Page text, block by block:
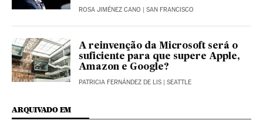
ROSA JIMÉNEZ CANO | SAN FRANCISCO
A reinvenção da Microsoft será o
suficiente para que supere Apple,
Amazon e Google?
PATRICIA FERNÁNDEZ DE LIS | SEATTLE
ARQUIVADO EM